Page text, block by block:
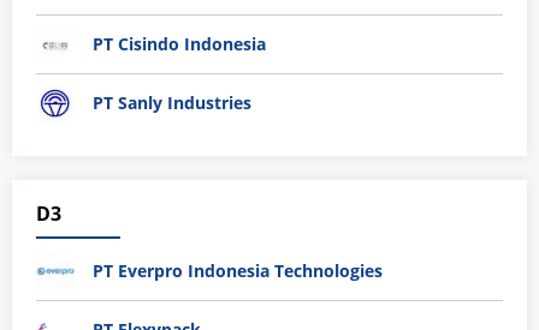
PT Cisindo Indonesia
PT Sanly Industries
D3
PT Everpro Indonesia Technologies